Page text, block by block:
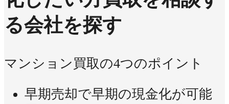
る会社を探す
マンション買取の4つのポイント
早期売却で早期の現金化が可能